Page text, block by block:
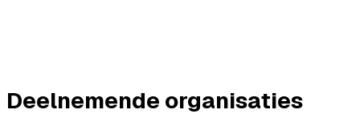
Deelnemende organisaties